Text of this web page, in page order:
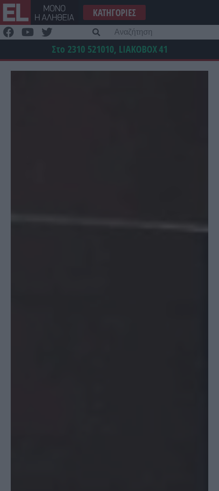
Μετάβαση
στο
περιεχόμενο
ΚΑΤΗΓΟΡΊΕΣ
Στο 2310 521010, LIAKOBOX41